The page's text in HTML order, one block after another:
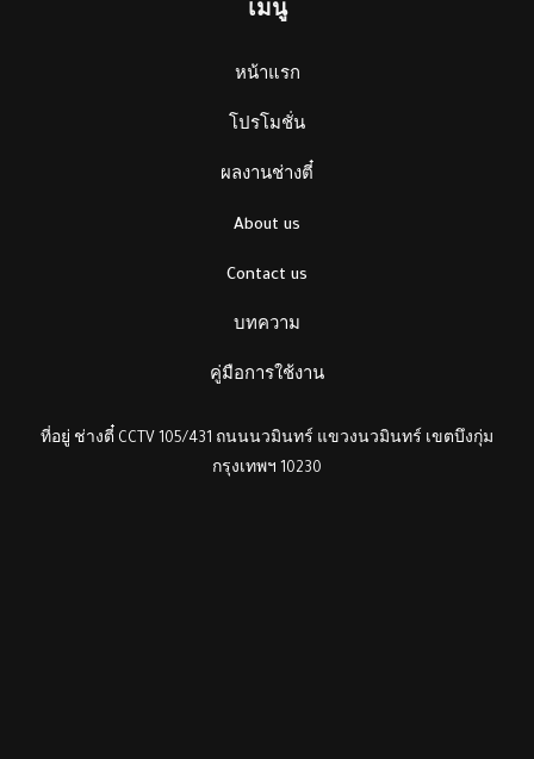
เมนู
หน้าแรก
โปรโมชั่น
ผลงานช่างตี๋
About us
Contact us
บทความ
คู่มือการใช้งาน
ที่อยู่ ช่างตี๋ CCTV 105/431 ถนนนวมินทร์ แขวงนวมินทร์ เขตบึงกุ่ม
กรุงเทพฯ 10230